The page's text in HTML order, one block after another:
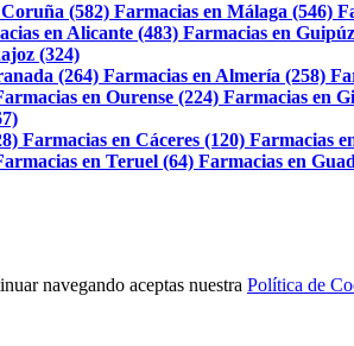
(582) Farmacias en Málaga (546)
en Alicante (483) Farmacias en
(324)
(264) Farmacias en Almería (258)
en Ourense (224) Farmacias en
Farmacias en Cáceres (120) Farmacias
en Teruel (64) Farmacias en
navegando aceptas nuestra Política de